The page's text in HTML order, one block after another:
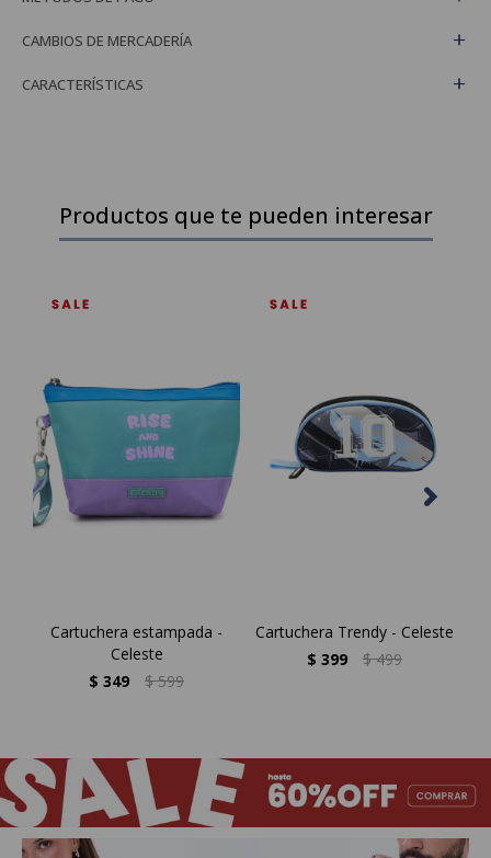
CAMBIOS DE MERCADERÍA
CARACTERÍSTICAS
Productos que te pueden interesar
Cartuchera estampada -
Celeste
$ 349 $ 599
Cartuchera Trendy - Celeste
$ 399 $ 499